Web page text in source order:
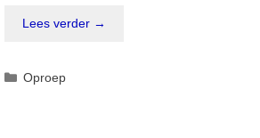
Lees verder →
Categorieën
Oproep